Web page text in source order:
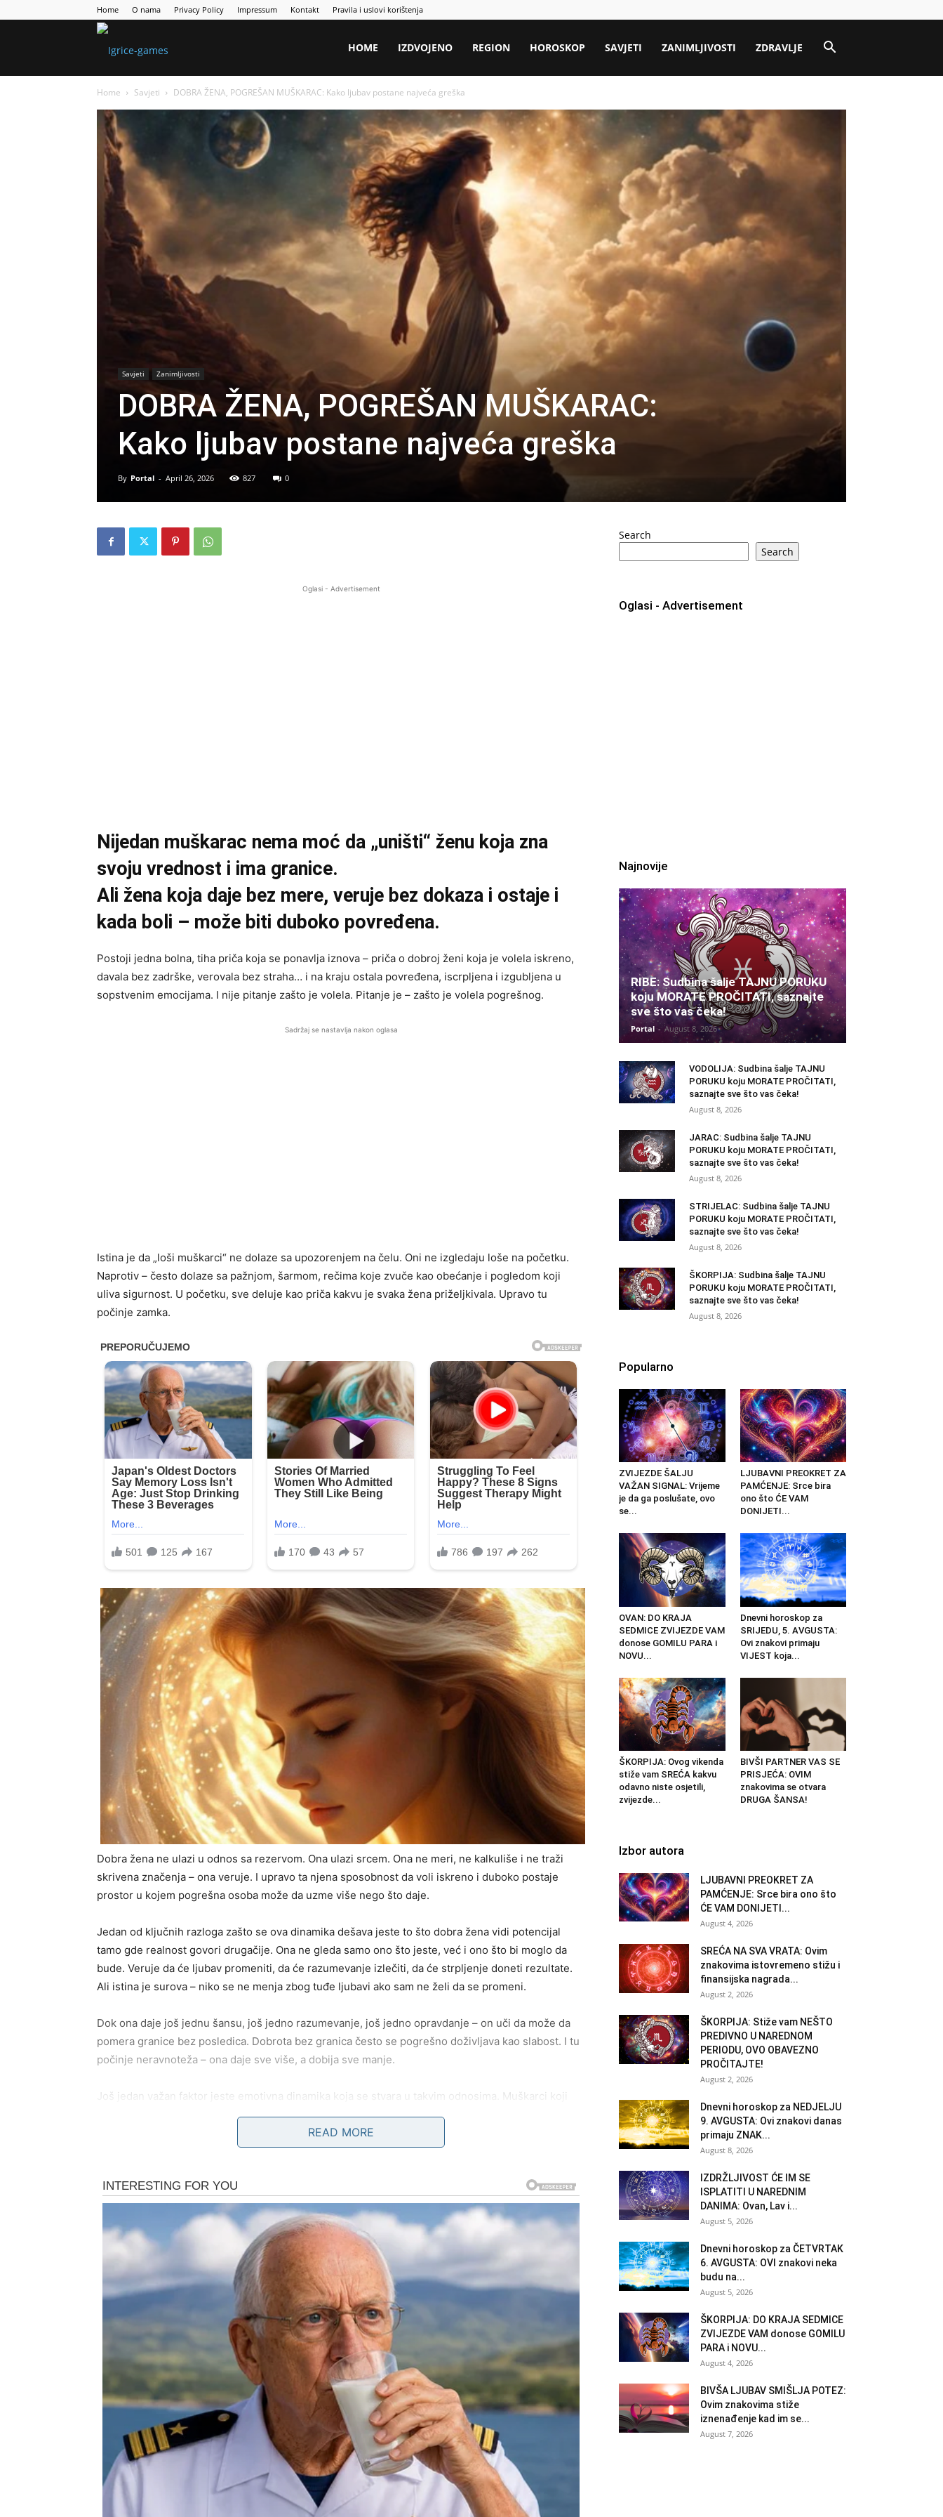
Home O nama Privacy Policy Impressum Kontakt Pravila i uslovi korištenja
HOME IZDVOJENO REGION HOROSKOP SAVJETI ZANIMLJIVOSTI ZDRAVLJE
Home Savjeti DOBRA ŽENA, POGREŠAN MUŠKARAC: Kako ljubav postane najveća greška
Savjeti Zanimljivosti
DOBRA ŽENA, POGREŠAN MUŠKARAC:
Kako ljubav postane najveća greška
By Portal - April 26, 2026 827 0
Oglasi - Advertisement
Nijedan muškarac nema moć da „uništi“ ženu koja zna
svoju vrednost i ima granice.
Ali žena koja daje bez mere, veruje bez dokaza i ostaje i
kada boli – može biti duboko povređena.
Postoji jedna bolna, tiha priča koja se ponavlja iznova – priča o dobroj ženi koja je volela iskreno,
davala bez zadrške, verovala bez straha… i na kraju ostala povređena, iscrpljena i izgubljena u
sopstvenim emocijama. I nije pitanje zašto je volela. Pitanje je – zašto je volela pogrešnog.
Sadržaj se nastavlja nakon oglasa
Istina je da „loši muškarci“ ne dolaze sa upozorenjem na čelu. Oni ne izgledaju loše na početku.
Naprotiv – često dolaze sa pažnjom, šarmom, rečima koje zvuče kao obećanje i pogledom koji
uliva sigurnost. U početku, sve deluje kao priča kakvu je svaka žena priželjkivala. Upravo tu
počinje zamka.
Dobra žena ne ulazi u odnos sa rezervom. Ona ulazi srcem. Ona ne meri, ne kalkuliše i ne traži
skrivena značenja – ona veruje. I upravo ta njena sposobnost da voli iskreno i duboko postaje
prostor u kojem pogrešna osoba može da uzme više nego što daje.
Jedan od ključnih razloga zašto se ova dinamika dešava jeste to što dobra žena vidi potencijal
tamo gde realnost govori drugačije. Ona ne gleda samo ono što jeste, već i ono što bi moglo da
bude. Veruje da će ljubav promeniti, da će razumevanje izlečiti, da će strpljenje doneti rezultate.
Ali istina je surova – niko se ne menja zbog tuđe ljubavi ako sam ne želi da se promeni.
Dok ona daje još jednu šansu, još jedno razumevanje, još jedno opravdanje – on uči da može da
pomera granice bez posledica. Dobrota bez granica često se pogrešno doživljava kao slabost. I tu
počinje neravnoteža – ona daje sve više, a dobija sve manje.
Još jedan važan faktor jeste emotivna dinamika koja se stvara u takvim odnosima. Muškarci koji
nisu spremni za zdrav odnos često nesvesno ili svesno koriste obrazac „toplo-hladno“ – malo
pažnje, pa povlačenje, pa opet pažnja. Ovaj obrazac stvara snažnu vezanost jer žena počinje da
traži onaj „lep deo“ koji je bio na početku. Ona se ne vezuje za ono što trenutno jeste, već za ono
U toj potrazi za „onim dobrim“ gubi sebe. Počinje da sumnja u svoje osećaje, u svoje reakcije, pa
čak i u svoju vrednost. Kada neko konstantno umanjuje tvoje emocije ili prebacuje krivicu na tebe,
vremenom počinješ da veruješ da si ti problem. I to je najopasniji trenutak – kada dobra žena
počne da misli da nije dovoljno dobra.
Tu se često javlja i strah od samoće. Mnoge žene ostaju u odnosima koji ih povređuju jer veruju da
je bolje imati nekoga nego biti same. Ali ono što se retko kaže jeste da je usamljenost u lošem
odnosu mnogo teža od samoće bez pogrešne osobe. U takvom odnosu žena nije samo sama – ona
je i neshvaćena, nevoljena i emotivno iscrpljena.
Dobre žene često imaju i naviku da preuzimaju odgovornost za tuđe ponašanje. Pokušavaju da
poprave, da razumeju, da pronađu razlog zašto se druga strana ponaša loše. Ali ljubav nije
projekat. Ljubav nije nešto što treba popravljati – ona treba da bude uzajamna, prirodna i iskrena.
READ MORE
Search
Search
Oglasi - Advertisement
Najnovije
RIBE: Sudbina šalje TAJNU PORUKU
koju MORATE PROČITATI, saznajte
sve što vas čeka!
Portal - August 8, 2026
VODOLIJA: Sudbina šalje TAJNU
PORUKU koju MORATE PROČITATI,
saznajte sve što vas čeka!
August 8, 2026
JARAC: Sudbina šalje TAJNU
PORUKU koju MORATE PROČITATI,
saznajte sve što vas čeka!
August 8, 2026
STRIJELAC: Sudbina šalje TAJNU
PORUKU koju MORATE PROČITATI,
saznajte sve što vas čeka!
August 8, 2026
ŠKORPIJA: Sudbina šalje TAJNU
PORUKU koju MORATE PROČITATI,
saznajte sve što vas čeka!
August 8, 2026
Popularno
ZVIJEZDE ŠALJU
VAŽAN SIGNAL: Vrijeme
je da ga poslušate, ovo
se...
LJUBAVNI PREOKRET ZA
PAMĆENJE: Srce bira
ono što ĆE VAM
DONIJETI...
OVAN: DO KRAJA
SEDMICE ZVIJEZDE VAM
donose GOMILU PARA i
NOVU...
Dnevni horoskop za
SRIJEDU, 5. AVGUSTA:
Ovi znakovi primaju
VIJEST koja...
ŠKORPIJA: Ovog vikenda
stiže vam SREĆA kakvu
odavno niste osjetili,
zvijezde...
BIVŠI PARTNER VAS SE
PRISJEĆA: OVIM
znakovima se otvara
DRUGA ŠANSA!
Izbor autora
LJUBAVNI PREOKRET ZA
PAMĆENJE: Srce bira ono što
ĆE VAM DONIJETI...
August 4, 2026
SREĆA NA SVA VRATA: Ovim
znakovima istovremeno stižu i
finansijska nagrada...
August 2, 2026
ŠKORPIJA: Stiže vam NEŠTO
PREDIVNO U NAREDNOM
PERIODU, OVO OBAVEZNO
PROČITAJTE!
August 2, 2026
Dnevni horoskop za NEDJELJU
9. AVGUSTA: Ovi znakovi danas
primaju ZNAK...
August 8, 2026
IZDRŽLJIVOST ĆE IM SE
ISPLATITI U NAREDNIM
DANIMA: Ovan, Lav i...
August 5, 2026
Dnevni horoskop za ČETVRTAK
6. AVGUSTA: OVI znakovi neka
budu na...
August 5, 2026
ŠKORPIJA: DO KRAJA SEDMICE
ZVIJEZDE VAM donose GOMILU
PARA i NOVU...
August 4, 2026
BIVŠA LJUBAV SMIŠLJA POTEZ:
Ovim znakovima stiže
iznenađenje kad im se...
August 7, 2026